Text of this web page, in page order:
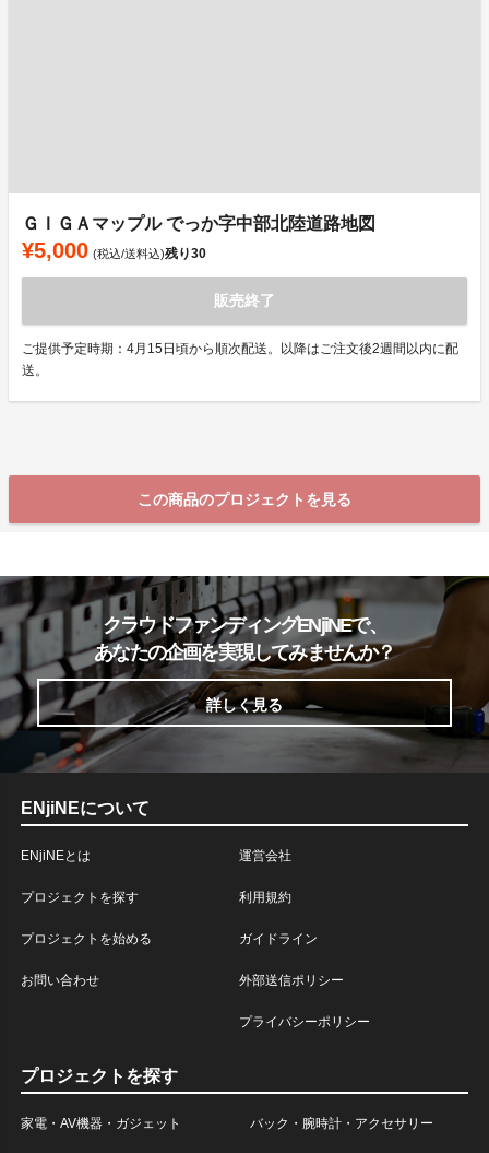
ＧＩＧＡマップル でっか字中部北陸道路地図
¥5,000 (税込/送料込)残り30
販売終了
ご提供予定時期：4月15日頃から順次配送。以降はご注文後2週間以内に配
送。
この商品のプロジェクトを見る
クラウドファンディングENjiNEで、
あなたの企画を実現してみませんか？
詳しく見る
ENjiNEについて
ENjiNEとは
プロジェクトを探す
プロジェクトを始める
お問い合わせ
運営会社
利用規約
ガイドライン
外部送信ポリシー
プライバシーポリシー
プロジェクトを探す
家電・AV機器・ガジェット バック・腕時計・アクセサリー